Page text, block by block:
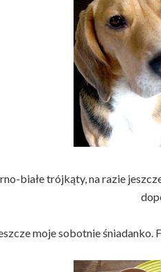
białe trójkąty, na razie
moje sobotnie śniadanko.